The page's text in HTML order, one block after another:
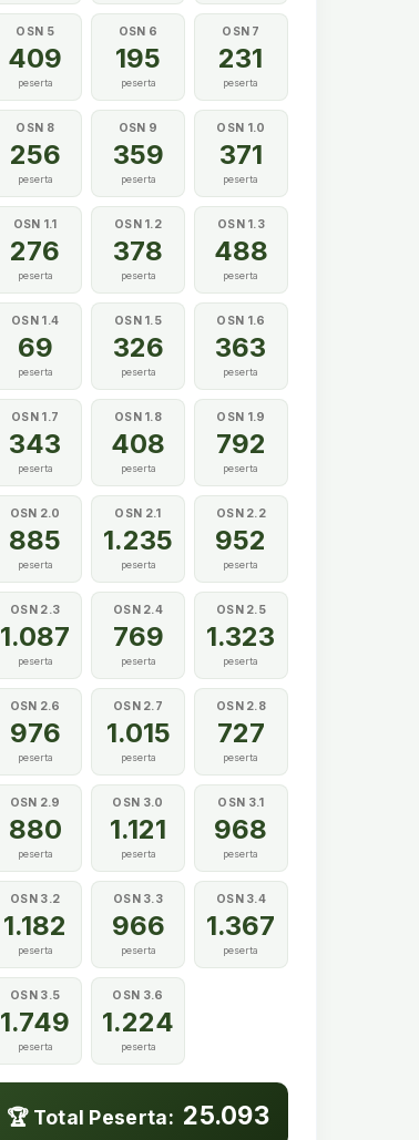
OSN 5
409
peserta
OSN 6
195
peserta
OSN 7
231
peserta
OSN 8
256
peserta
OSN 9
359
peserta
OSN 1.0
371
peserta
OSN 1.1
276
peserta
OSN 1.2
378
peserta
OSN 1.3
488
peserta
OSN 1.4
69
peserta
OSN 1.5
326
peserta
OSN 1.6
363
peserta
OSN 1.7
343
peserta
OSN 1.8
408
peserta
OSN 1.9
792
peserta
OSN 2.0
885
peserta
OSN 2.1
1.235
peserta
OSN 2.2
952
peserta
OSN 2.3
1.087
peserta
OSN 2.4
769
peserta
OSN 2.5
1.323
peserta
OSN 2.6
976
peserta
OSN 2.7
1.015
peserta
OSN 2.8
727
peserta
OSN 2.9
880
peserta
OSN 3.0
1.121
peserta
OSN 3.1
968
peserta
OSN 3.2
1.182
peserta
OSN 3.3
966
peserta
OSN 3.4
1.367
peserta
OSN 3.5
1.749
peserta
OSN 3.6
1.224
peserta
🏆 Total Peserta: 25.093